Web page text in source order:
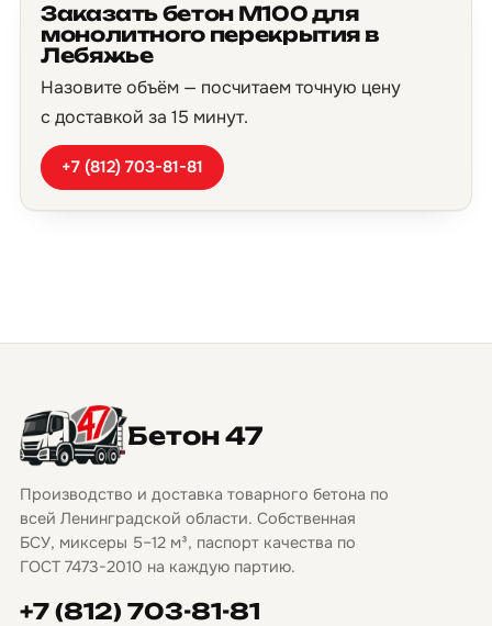
Заказать бетон М100 для
монолитного перекрытия в
Лебяжье
Назовите объём — посчитаем точную цену
с доставкой за 15 минут.
+7 (812) 703-81-81
Бетон 47
Производство и доставка товарного бетона по
всей Ленинградской области. Собственная
БСУ, миксеры 5–12 м³, паспорт качества по
ГОСТ 7473-2010 на каждую партию.
+7 (812) 703-81-81